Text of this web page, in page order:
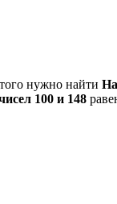
нужно найти
100 и 148